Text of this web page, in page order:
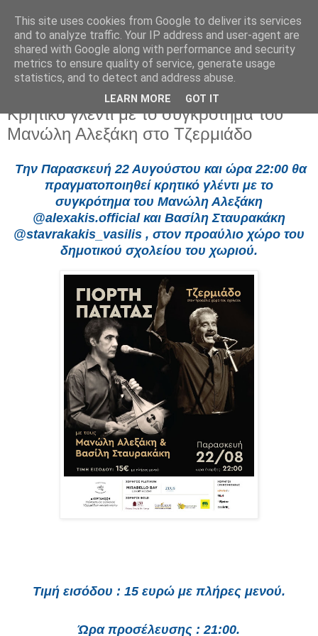
Παρασκευή 1 Αυγούστου 2025
Κρητικό γλέντι με το συγκρότημα του
Μανώλη Αλεξάκη στο Τζερμιάδο
Την Παρασκευή 22 Αυγούστου και ώρα 22:00 θα
πραγματοποιηθεί κρητικό γλέντι με το
συγκρότημα του Μανώλη Αλεξάκη
@alexakis.official και Βασίλη Σταυρακάκη
@stavrakakis_vasilis , στον προαύλιο χώρο του
δημοτικού σχολείου του χωριού.
Τιμή εισόδου : 15 ευρώ με πλήρες μενού.
Ώρα προσέλευσης : 21:00.
This site uses cookies from Google to deliver its services
and to analyze traffic. Your IP address and user-agent are
shared with Google along with performance and security
metrics to ensure quality of service, generate usage
statistics, and to detect and address abuse.
LEARN MORE GOT IT